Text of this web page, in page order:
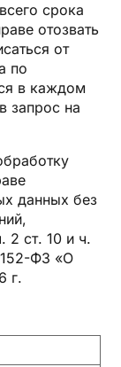
срока
отозвать
от
по
в каждом
запрос на
данных без
2 ст. 10 и ч.
ФЗ «О
г.